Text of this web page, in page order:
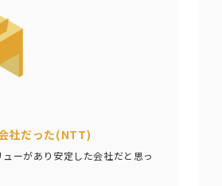
社だった(NTT)
ーがあり 安定した会社だと思っ